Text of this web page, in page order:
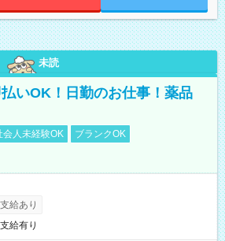
未読
いOK！日勤のお仕事！薬品
会人未経験OK
ブランクOK
給あり
給有り